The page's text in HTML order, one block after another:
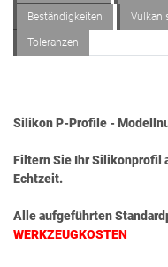
Beständigkeiten
Toleranzen
Silikon P-Profile -
Filtern Sie Ihr Silikonprofil
Echtzeit.
Alle aufgeführten
WERKZEUGKOSTEN